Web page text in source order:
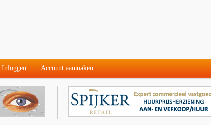
Inloggen Account aanmaken